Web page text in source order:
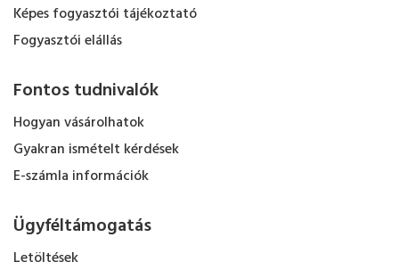
Képes fogyasztói tájékoztató
Fogyasztói elállás
Fontos tudnivalók
Hogyan vásárolhatok
Gyakran ismételt kérdések
E-számla információk
Ügyféltámogatás
Letöltések